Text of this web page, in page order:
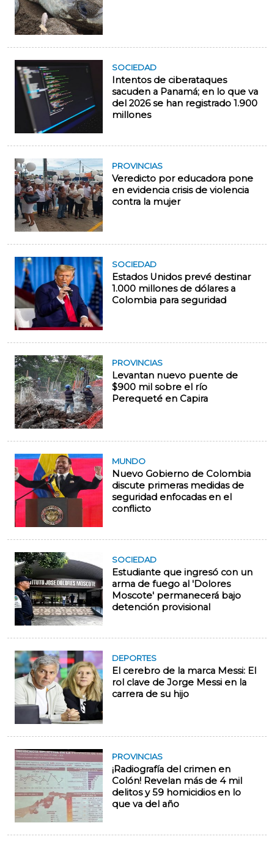
SOCIEDAD
Intentos de ciberataques
sacuden a Panamá; en lo que va
del 2026 se han registrado 1.900
millones
PROVINCIAS
Veredicto por educadora pone
en evidencia crisis de violencia
contra la mujer
SOCIEDAD
Estados Unidos prevé destinar
1.000 millones de dólares a
Colombia para seguridad
PROVINCIAS
Levantan nuevo puente de
$900 mil sobre el río
Perequeté en Capira
MUNDO
Nuevo Gobierno de Colombia
discute primeras medidas de
seguridad enfocadas en el
conflicto
SOCIEDAD
Estudiante que ingresó con un
arma de fuego al 'Dolores
Moscote' permanecerá bajo
detención provisional
DEPORTES
El cerebro de la marca Messi: El
rol clave de Jorge Messi en la
carrera de su hijo
PROVINCIAS
¡Radiografía del crimen en
Colón! Revelan más de 4 mil
delitos y 59 homicidios en lo
que va del año